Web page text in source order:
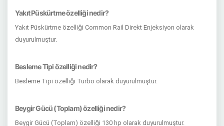
Yakıt Püskürtme özelliği nedir?
Yakıt Püskürtme özelliği Common Rail Direkt Enjeksiyon olarak
duyurulmuştur.
Besleme Tipi özelliği nedir?
Besleme Tipi özelliği Turbo olarak duyurulmuştur.
Beygir Gücü (Toplam) özelliği nedir?
Beygir Gücü (Toplam) özelliği 130 hp olarak duyurulmuştur.